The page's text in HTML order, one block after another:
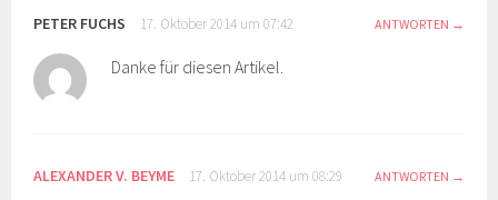
PETER FUCHS 17. Oktober 2014 um 07:42 ANTWORTEN
Danke für diesen Artikel.
ALEXANDER V. BEYME 17. Oktober 2014 um 08:29 ANTWORTEN